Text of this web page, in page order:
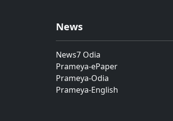
News
News7 Odia
Prameya-ePaper
Prameya-Odia
Prameya-English